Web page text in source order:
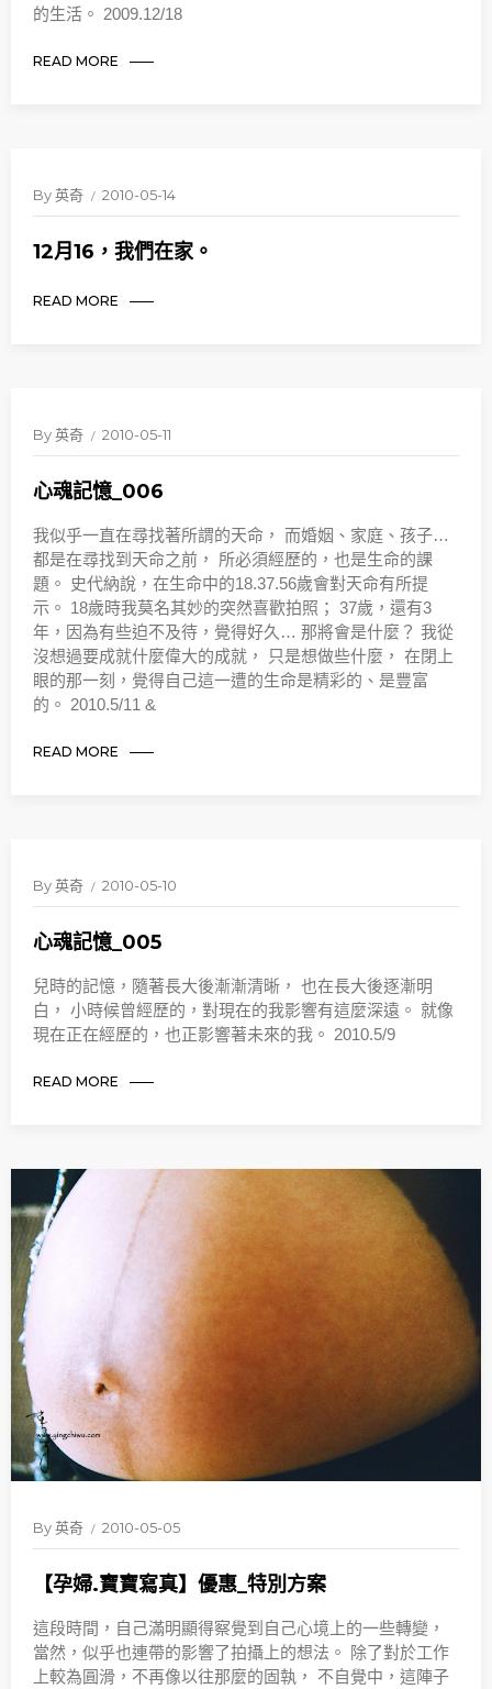
的生活。 2009.12/18
READ MORE
By英奇 2010-05-14
12月16，我們在家。
READ MORE
By英奇 2010-05-11
心魂記憶_006
我似乎一直在尋找著所謂的天命， 而婚姻、家庭、孩子…
都是在尋找到天命之前， 所必須經歷的，也是生命的課
題。 史代納說，在生命中的18.37.56歲會對天命有所提
示。 18歲時我莫名其妙的突然喜歡拍照； 37歲，還有3
年，因為有些迫不及待，覺得好久… 那將會是什麼？ 我從
沒想過要成就什麼偉大的成就， 只是想做些什麼， 在閉上
眼的那一刻，覺得自己這一遭的生命是精彩的、是豐富
的。 2010.5/11 &
READ MORE
By英奇 2010-05-10
心魂記憶_005
兒時的記憶，隨著長大後漸漸清晰， 也在長大後逐漸明
白， 小時候曾經歷的，對現在的我影響有這麼深遠。 就像
現在正在經歷的，也正影響著未來的我。 2010.5/9
READ MORE
By英奇 2010-05-05
【孕婦.寶寶寫真】優惠_特別方案
這段時間，自己滿明顯得察覺到自己心境上的一些轉變，
當然，似乎也連帶的影響了拍攝上的想法。 除了對於工作
上較為圓滑，不再像以往那麼的固執， 不自覺中，這陣子